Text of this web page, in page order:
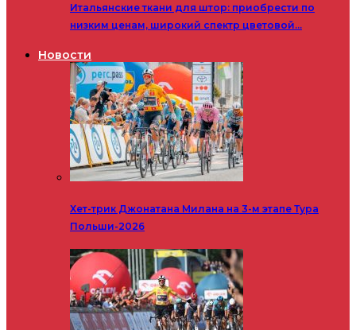
Итальянские ткани для штор: приобрести по
низким ценам, широкий спектр цветовой…
Новости
Хет-трик Джонатана Милана на 3-м этапе Тура
Польши-2026